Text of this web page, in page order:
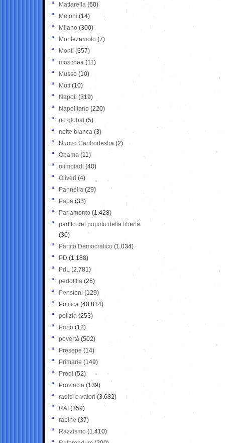
Mattarella (60)
Meloni (14)
Milano (300)
Montezemolo (7)
Monti (357)
moschea (11)
Musso (10)
Muti (10)
Napoli (319)
Napolitano (220)
no global (5)
notte bianca (3)
Nuovo Centrodestra (2)
Obama (11)
olimpiadi (40)
Oliveri (4)
Pannella (29)
Papa (33)
Parlamento (1.428)
partito del popolo della libertà
(30)
Partito Democratico (1.034)
PD (1.188)
PdL (2.781)
pedofilia (25)
Pensioni (129)
Politica (40.814)
polizia (253)
Porto (12)
povertà (502)
Presepe (14)
Primarie (149)
Prodi (52)
Provincia (139)
radici e valori (3.682)
RAI (359)
rapine (37)
Razzismo (1.410)